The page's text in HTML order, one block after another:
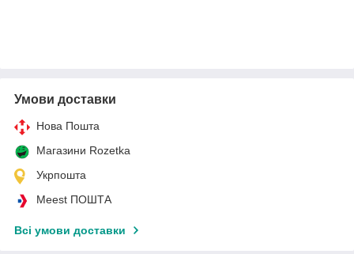
Умови доставки
Нова Пошта
Магазини Rozetka
Укрпошта
Meest ПОШТА
Всі умови доставки